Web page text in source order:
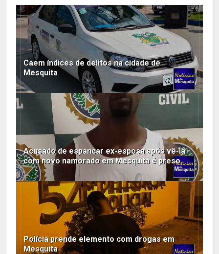
Caem índices de delitos na cidade de
Mesquita
Acusado de espancar ex-esposa após vê-la
com novo namorado em Mesquita é preso
Polícia prende elemento com drogas em
Mesquita